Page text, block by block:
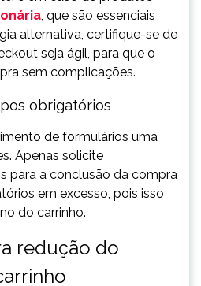
, que são essenciais
alternativa, certifique-se de
seja ágil, para que o
sem complicações.
obrigatórios
de formulários uma
Apenas solicite
para a conclusão da compra
em excesso, pois isso
do carrinho.
redução do